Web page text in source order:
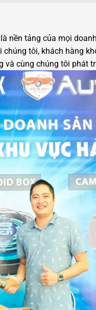
nền tảng của mọi
tôi, khách hàng
cùng chúng tôi phát